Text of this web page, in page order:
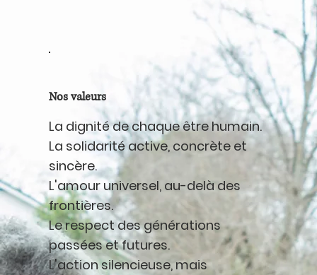
La dignité de chaque être humain.
La solidarité active, concrète et
sincère.
L'amour universel, au-delà des
frontières.
Le respect des générations
passées et futures.
L'action silencieuse, mais
Nos valeurs